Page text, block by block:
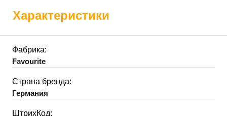
Характеристики
Фабрика:
Favourite
Страна бренда:
Германия
ШтрихКод: